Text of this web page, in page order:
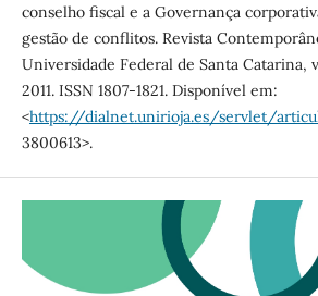
conselho fiscal e a Governança
gestão de conflitos. Revista
Universidade Federal de Santa Catarina,
2011. ISSN 1807-1821. Disponível em:
<https://dialnet.unirioja.es/servlet/
3800613>.